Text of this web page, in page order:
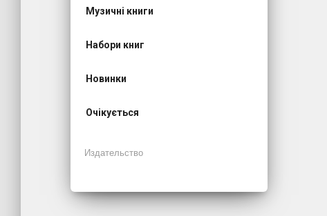
Музичні книги
Набори книг
Новинки
Очікується